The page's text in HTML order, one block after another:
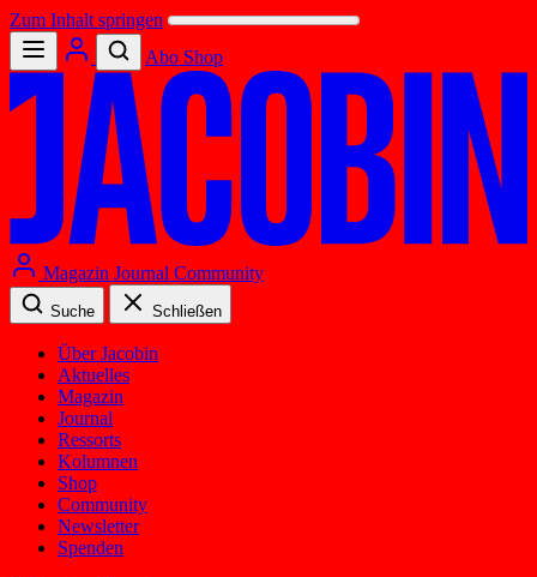
Zum Inhalt springen
Abo Shop
Magazin Journal Community
Suche Schließen
Über Jacobin
Aktuelles
Magazin
Journal
Ressorts
Kolumnen
Shop
Community
Newsletter
Spenden